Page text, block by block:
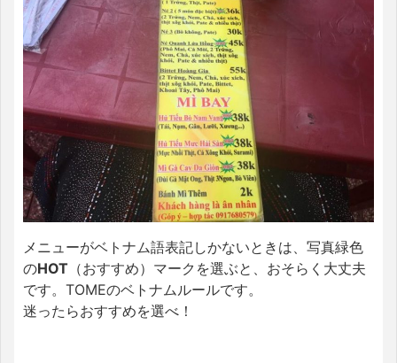
メニューがベトナム語表記しかないときは、写真緑色
のHOT （おすすめ）マークを選ぶと、おそらく大丈夫
です。TOMEのベトナムルールです。
迷ったらおすすめを選べ！